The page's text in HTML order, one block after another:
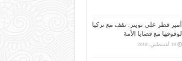
أمير قطر على تويتر: نقف مع تركيا
لوقوفها مع قضايا الأمة
19 أغسطس، 2018